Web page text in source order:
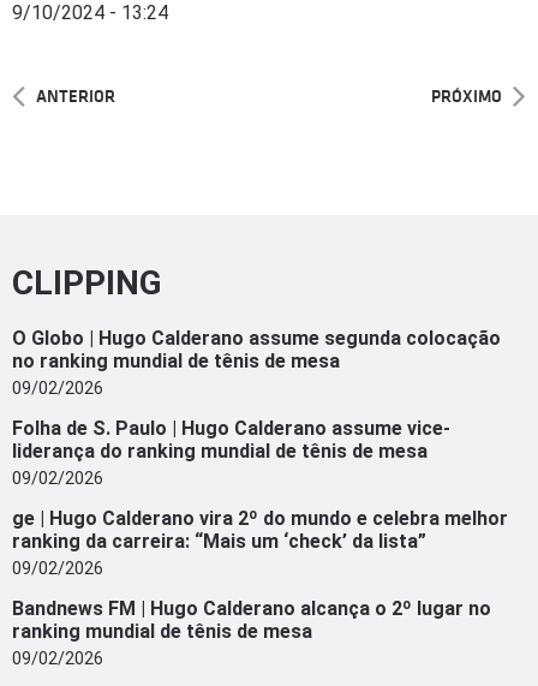
9/10/2024 - 13:24
ANTERIOR PRÓXIMO
CLIPPING
O Globo | Hugo Calderano assume segunda colocação
no ranking mundial de tênis de mesa
09/02/2026
Folha de S. Paulo | Hugo Calderano assume vice-
liderança do ranking mundial de tênis de mesa
09/02/2026
ge | Hugo Calderano vira 2º do mundo e celebra melhor
ranking da carreira: “Mais um ‘check’ da lista”
09/02/2026
Bandnews FM | Hugo Calderano alcança o 2º lugar no
ranking mundial de tênis de mesa
09/02/2026